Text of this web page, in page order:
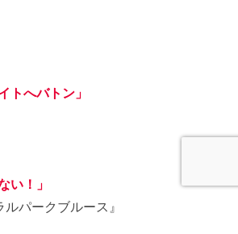
へバトン」
い！」
ルパークブルース』